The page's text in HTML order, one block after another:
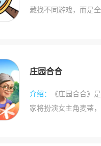
藏找不同游戏，而是
大侦探 这次又给玩家
景里找出隐藏在场景
庄园合合
介绍：
《庄园合合》
家将扮演女主角麦蒂